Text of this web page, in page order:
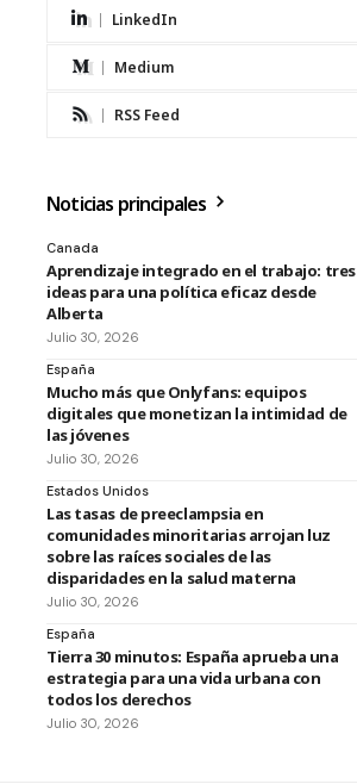
LinkedIn
Medium
RSS Feed
Noticias principales
Canada
Aprendizaje integrado en el trabajo: tres
ideas para una política eficaz desde
Alberta
Julio 30, 2026
España
Mucho más que Onlyfans: equipos
digitales que monetizan la intimidad de
las jóvenes
Julio 30, 2026
Estados Unidos
Las tasas de preeclampsia en
comunidades minoritarias arrojan luz
sobre las raíces sociales de las
disparidades en la salud materna
Julio 30, 2026
España
Tierra 30 minutos: España aprueba una
estrategia para una vida urbana con
todos los derechos
Julio 30, 2026